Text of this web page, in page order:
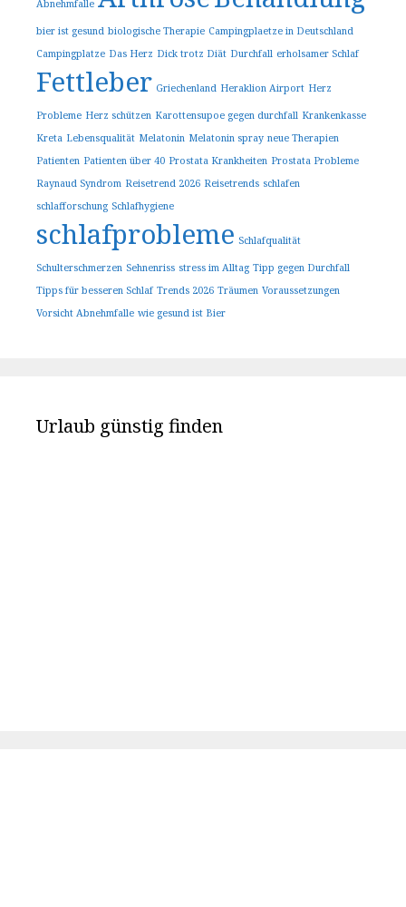
Abnehmfalle
bier ist gesund biologische Therapie Campingplaetze in Deutschland
Campingplatze Das Herz Dick trotz Diät Durchfall erholsamer Schlaf
Fettleber Griechenland Heraklion Airport Herz
Probleme Herz schützen Karottensupoe gegen durchfall Krankenkasse
Kreta Lebensqualität Melatonin Melatonin spray neue Therapien
Patienten Patienten über 40 Prostata Krankheiten Prostata Probleme
Raynaud Syndrom Reisetrend 2026 Reisetrends schlafen
schlafforschung Schlafhygiene
schlafprobleme Schlafqualität
Schulterschmerzen Sehnenriss stress im Alltag Tipp gegen Durchfall
Tipps für besseren Schlaf Trends 2026 Träumen Voraussetzungen
Vorsicht Abnehmfalle wie gesund ist Bier
Urlaub günstig finden